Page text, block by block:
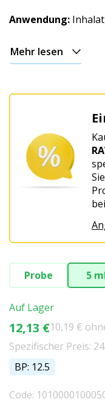
Anwendung:
Mehr lesen
Probe 5
Auf Lager
12,13 €10,19 €
Spezifischer Preis:
BP: 12.5
Code: